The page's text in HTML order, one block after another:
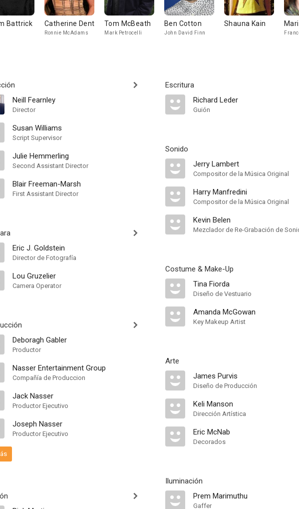
Battrick Catherine Dent
Ronnie McAdams
Tom McBeath
Mark Petrocelli
Ben Cotton
John David Finn
Shauna Kain
Neill Fearnley
Director
Susan Williams
Script Supervisor
Julie Hemmerling
Second Assistant Director
Blair Freeman-Marsh
First Assistant Director
Eric J. Goldstein
Director de Fotografía
Lou Gruzelier
Camera Operator
Deboragh Gabler
Productor
Nasser Entertainment Group
Compañía de Produccion
Jack Nasser
Productor Ejecutivo
Joseph Nasser
Productor Ejecutivo
Escritura
Richard Leder
Guión
Sonido
Jerry Lambert
Compositor de la Música Original
Harry Manfredini
Compositor de la Música Original
Kevin Belen
Mezclador de Re-Grabación de
Costume & Make-Up
Tina Fiorda
Diseño de Vestuario
Amanda McGowan
Key Makeup Artist
Arte
James Purvis
Diseño de Producción
Keli Manson
Dirección Artística
Eric McNab
Decorados
Iluminación
Prem Marimuthu
Gaffer